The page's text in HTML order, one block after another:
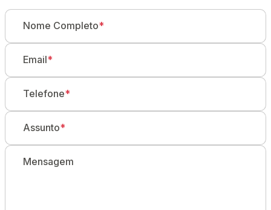
Nome Completo*
Email*
Telefone*
Assunto*
Mensagem